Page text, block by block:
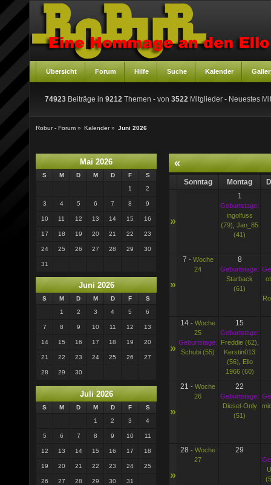
Übersicht Forum Hilfe Suche Kalender
74923 Beiträge in 9212 Themen - von 3522 Mitglieder - Neuestes
Robur - Forum » Kalender» Juni 2026
Mai 2026
S M D M D F
S
1
2
3 4 5 6 7 8 9
10 11 12 13 14 15 16
17 18 19 20 21 22 23
24 25 26 27 28 29 30
31
Juni 2026
S M D M D F
S
1
2 3 4 5 6
7 8 9 10 11 12 13
14 15 16 17 18 19 20
21 22 23 24 25 26 27
28 29 30
Juli 2026
S M D M D F
S
1
2 3 4
5 6 7 8 9 10 11
12 13 14 15 16 17 18
19 20 21 22 23 24 25
26 27 28 29 30 31
«
Sonntag Montag
»
1
Geburtstage:
ingolfuss
(79) Jan_85
(41)
»
7 - Woche
24
8
Geburtstage:
Starback
(61)
»
14 - Woche
25
Geburtstage:
Schubi (55)
15
Geburtstage:
Freddie (62)
Kerstin013
(56)
Ello
1966 (60)
»
21 - Woche
26
22
Geburtstage:
Diesel-Only
(51)
»
28 - Woche
27
29